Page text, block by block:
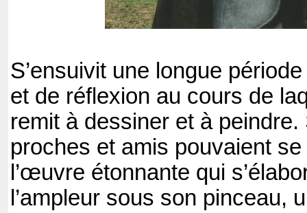
S’ensuivit une longue
et de réflexion au cours de
remit à dessiner et à
proches et amis pouvaient
l’œuvre étonnante qui
l’ampleur sous son pinceau,